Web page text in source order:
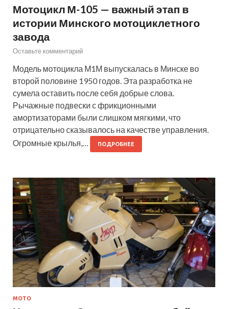
Мотоцикл М-105 — важный этап в
истории Минского мотоциклетного
завода
Оставьте комментарий
Модель мотоцикла М1М выпускалась в Минске во
второй половине 1950 годов. Эта разработка не
сумела оставить после себя добрые слова.
Рычажные подвески с фрикционными
амортизаторами были слишком мягкими, что
отрицательно сказывалось на качестве управления.
Огромные крылья,…
ПОДРОБНЕЕ
МОТО